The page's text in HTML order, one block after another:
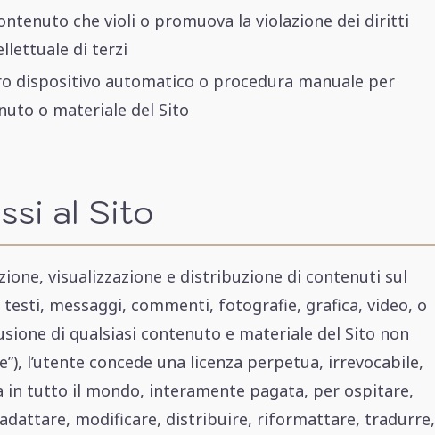
che violi o promuova la violazione dei diritti
di terzi
dispositivo automatico o procedura manuale per
o materiale del Sito
al Sito
visualizzazione e distribuzione di contenuti sul
messaggi, commenti, fotografie, grafica, video, o
di qualsiasi contenuto e materiale del Sito non
l’utente concede una licenza perpetua, irrevocabile,
in tutto il mondo, interamente pagata, per ospitare,
modificare, distribuire, riformattare, tradurre,